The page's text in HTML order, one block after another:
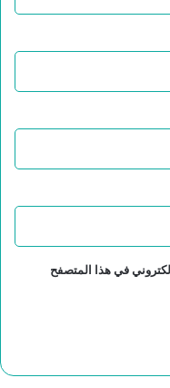
في هذا المتصفح